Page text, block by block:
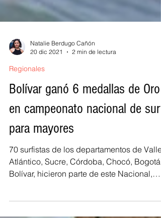
20 dic 2021
Regionales
Bolívar ganó 6 medallas de Oro
en campeonato nacional de surf
para mayores
70 surfistas de los departamentos de Valle,
Atlántico, Sucre, Córdoba, Chocó, Bogotá y
que...